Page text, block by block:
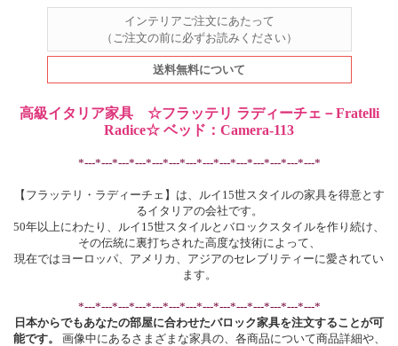
インテリアご注文にあたって
（ご注文の前に必ずお読みください）
送料無料について
高級イタリア家具 ☆フラッテリ ラディーチェ－Fratelli
Radice☆ ベッド：Camera-113
*---*---*---*---*---*---*---*---*---*---*---*---*---*---*
【フラッテリ・ラディーチェ】は、ルイ15世スタイルの家具を得意とす
るイタリアの会社です。
50年以上にわたり、ルイ15世スタイルとバロックスタイルを作り続け、
その伝統に裏打ちされた高度な技術によって、
現在ではヨーロッパ、アメリカ、アジアのセレブリティーに愛されてい
ます。
*---*---*---*---*---*---*---*---*---*---*---*---*---*---*
日本からでもあなたの部屋に合わせたバロック家具を注文することが可
能です。 画像中にあるさまざまな家具の、各商品について商品詳細や、